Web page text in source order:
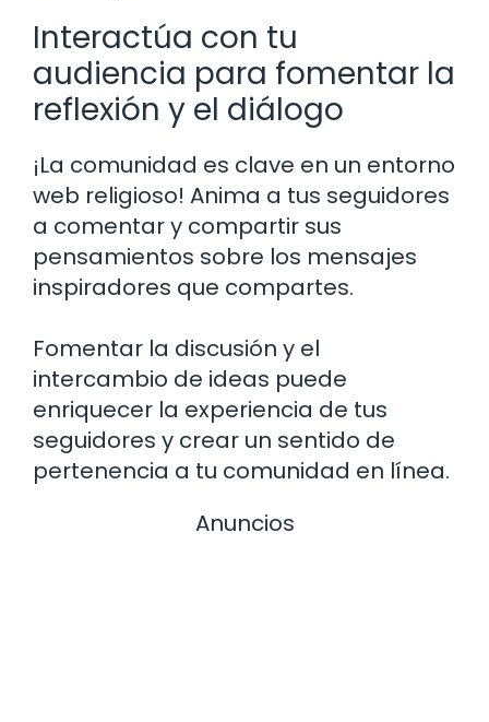
Interactúa con tu
audiencia para fomentar la
reflexión y el diálogo
¡La comunidad es clave en un entorno
web religioso! Anima a tus seguidores
a comentar y compartir sus
pensamientos sobre los mensajes
inspiradores que compartes.
Fomentar la discusión y el
intercambio de ideas puede
enriquecer la experiencia de tus
seguidores y crear un sentido de
pertenencia a tu comunidad en línea.
Anuncios